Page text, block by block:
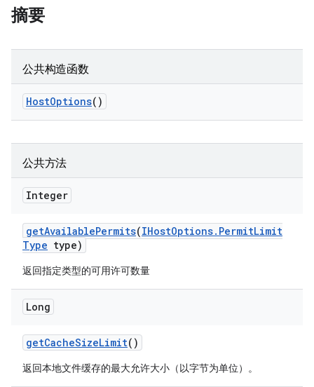
摘要
公共构造函数
HostOptions()
公共方法
Integer
getAvailablePermits(IHostOptions. PermitLimit
Type type)
返回指定类型的可用许可数量
Long
getCacheSizeLimit()
返回本地文件缓存的最大允许大小（以字节为单位）。